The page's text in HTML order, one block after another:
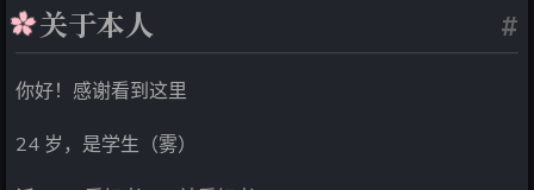
#
关于本人
你好！感谢看到这里
24 岁，是学生（雾）